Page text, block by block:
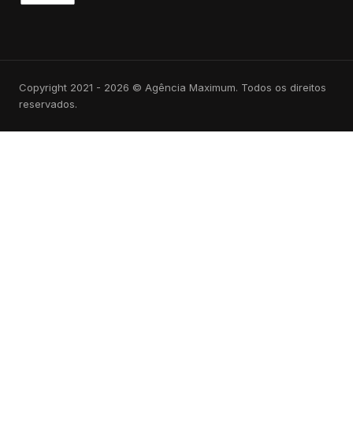
Copyright 2021 - 2026 © Agência Maximum. Todos os direitos
reservados.